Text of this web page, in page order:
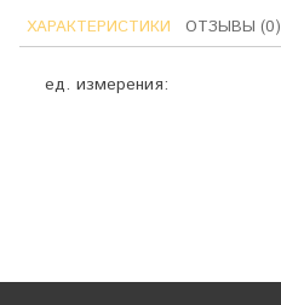
ХАРАКТЕРИСТИКИ ОТЗЫВЫ (0)
ед. измерения: